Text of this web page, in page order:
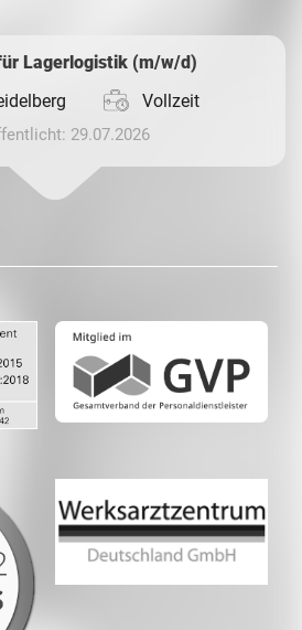
Lagerlogistik (m/w/d)
Vollzeit
29.07.2026